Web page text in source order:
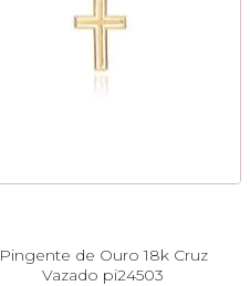
Pingente de Ouro 18k Cruz
Vazado pi24503